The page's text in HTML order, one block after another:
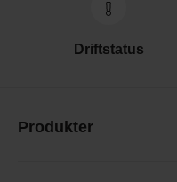
Driftstatus
Produkter